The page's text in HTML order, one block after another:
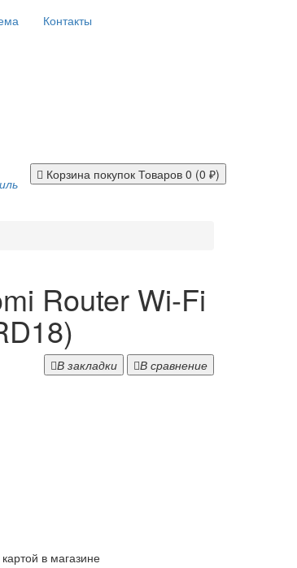
Контакты
Корзина покупок Товаров 0 (0 ₽)
Router Wi-Fi
В закладки В сравнение
в магазине